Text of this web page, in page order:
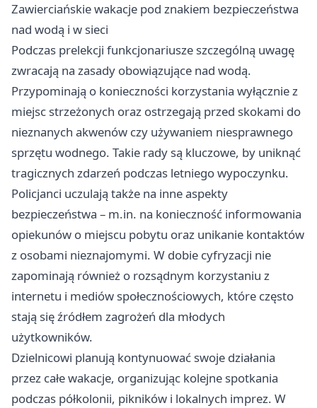
Zawierciańskie wakacje pod znakiem bezpieczeństwa
nad wodą i w sieci
Podczas prelekcji funkcjonariusze szczególną uwagę
zwracają na zasady obowiązujące nad wodą.
Przypominają o konieczności korzystania wyłącznie z
miejsc strzeżonych oraz ostrzegają przed skokami do
nieznanych akwenów czy używaniem niesprawnego
sprzętu wodnego. Takie rady są kluczowe, by uniknąć
tragicznych zdarzeń podczas letniego wypoczynku.
Policjanci uczulają także na inne aspekty
bezpieczeństwa – m.in. na konieczność informowania
opiekunów o miejscu pobytu oraz unikanie kontaktów
z osobami nieznajomymi. W dobie cyfryzacji nie
zapominają również o rozsądnym korzystaniu z
internetu i mediów społecznościowych, które często
stają się źródłem zagrożeń dla młodych
użytkowników.
Dzielnicowi planują kontynuować swoje działania
przez całe wakacje, organizując kolejne spotkania
podczas półkolonii, pikników i lokalnych imprez. W